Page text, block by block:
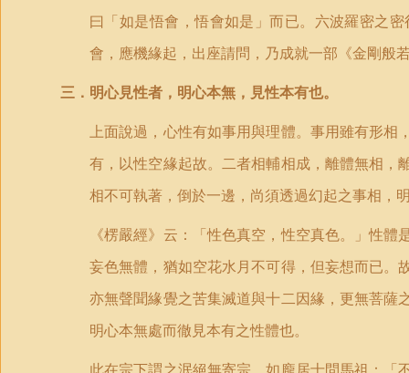
曰「如是悟會，悟會如是」而已。六波羅密之
會，應機緣起，出座請問，乃成就一部《金剛般
三．明心見性者，明心本無，見性本有也。
上面說過，心性有如事用與理體。事用雖有形
有，以性空緣起故。二者相輔相成，離體無相
相不可執著，倒於一邊，尚須透過幻起之事相，
《楞嚴經》云：「性色真空，性空真色。」性
妄色無體，猶如空花水月不可得，但妄想而已
亦無聲聞緣覺之苦集滅道與十二因緣，更無菩
明心本無處而徹見本有之性體也。